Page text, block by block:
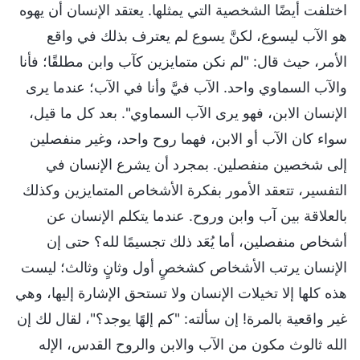
اختلفت أيضًا الشخصية التي يمثلها. يعتقد الإنسان أن يهوه
هو الآب ليسوع، لكنَّ يسوع لم يعترف بذلك في واقع
الأمر، حيث قال: "لم نكن متمايزين كآب وابن مطلقًا؛ فأنا
والآب السماوي واحد. الآب فيَّ وأنا في الآب؛ عندما يرى
الإنسان الابن، فهو يرى الآب السماوي". بعد كل ما قيل،
سواء كان الآب أو الابن، فهما روح واحد، وغير منفصلين
إلى شخصين منفصلين. بمجرد أن يشرع الإنسان في
التفسير، تتعقد الأمور بفكرة الأشخاص المتمايزين وكذلك
بالعلاقة بين آب وابن وروح. عندما يتكلم الإنسان عن
أشخاص منفصلين، أما يُعَد ذلك تجسيمًا لله؟ حتى إن
الإنسان يرتب الأشخاص كشخصٍ أول وثانٍ وثالث؛ ليست
هذه كلها إلا تخيلات الإنسان ولا تستحق الإشارة إليها، وهي
غير واقعية بالمرة! إن سألته: "كم إلهًا يوجد؟"، لقال لك إن
الله ثالوث مكون من الآب والابن والروح القدس، الإله